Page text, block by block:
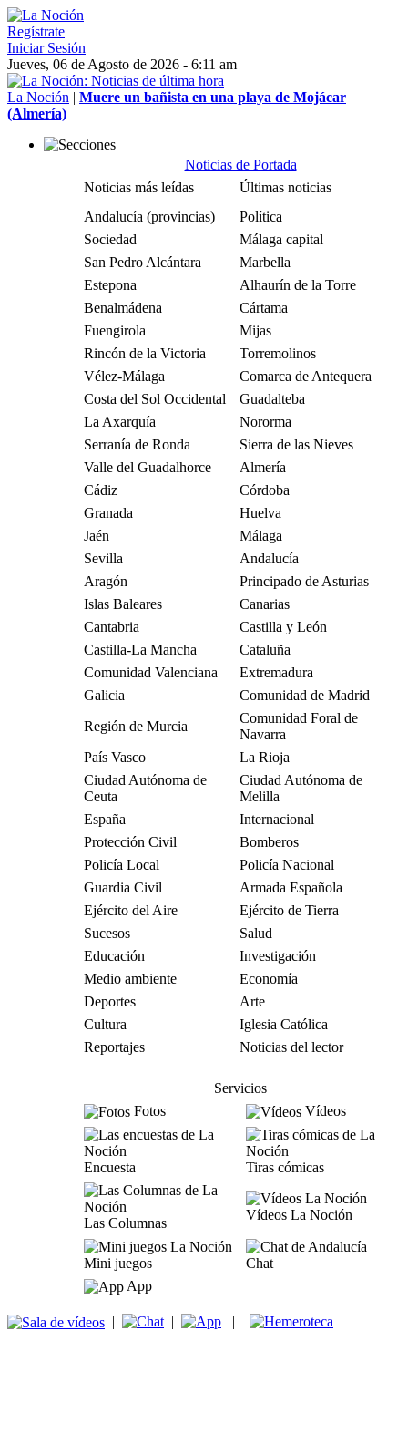
Regístrate
Iniciar Sesión
Jueves, 06 de Agosto de 2026 - 6:11 am
La Noción | Muere un bañista en una playa de Mojácar
(Almería)
Noticias de Portada
Noticias más leídas
Últimas noticias
Andalucía (provincias)
Política
Sociedad
Málaga capital
San Pedro Alcántara
Marbella
Estepona
Alhaurín de la Torre
Benalmádena
Cártama
Fuengirola
Mijas
Rincón de la Victoria
Torremolinos
Vélez-Málaga
Comarca de Antequera
Costa del Sol Occidental
Guadalteba
La Axarquía
Nororma
Serranía de Ronda
Sierra de las Nieves
Valle del Guadalhorce
Almería
Cádiz
Córdoba
Granada
Huelva
Jaén
Málaga
Sevilla
Andalucía
Aragón
Principado de Asturias
Islas Baleares
Canarias
Cantabria
Castilla y León
Castilla-La Mancha
Cataluña
Comunidad Valenciana
Extremadura
Galicia
Comunidad de Madrid
Región de Murcia
Comunidad Foral de
Navarra
País Vasco
La Rioja
Ciudad Autónoma de
Ceuta
Ciudad Autónoma de
Melilla
España
Internacional
Protección Civil
Bomberos
Policía Local
Policía Nacional
Guardia Civil
Armada Española
Ejército del Aire
Ejército de Tierra
Sucesos
Salud
Educación
Investigación
Medio ambiente
Economía
Deportes
Arte
Cultura
Iglesia Católica
Reportajes
Noticias del lector
Servicios
Fotos
Vídeos
Encuesta Tiras cómicas
Las Columnas
Vídeos La Noción
Mini juegos
Chat
App
| | |